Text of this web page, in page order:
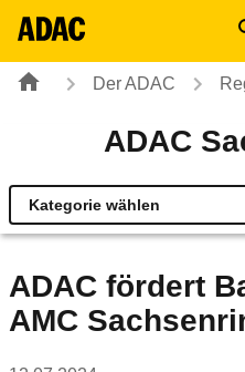
Der ADAC
ADAC
Kategorie wählen
Ihr Kontakt zum ADAC
ADAC fördert
AMC